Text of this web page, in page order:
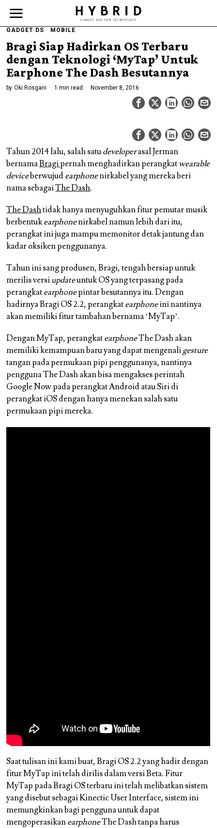
GADGET DS · MOBILE
Bragi Siap Hadirkan OS Terbaru
dengan Teknologi ‘MyTap’ Untuk
Earphone The Dash Besutannya
by Oki Rosgani 1 min read November 8, 2016
Tahun 2014 lalu, salah satudeveloperasal Jerman
bernamaBragipernah menghadirkan perangkatwearable
deviceberwujudearphonenirkabel yang mereka beri
nama sebagaiThe Dash.
The Dashtidak hanya menyuguhkan fitur pemutar musik
berbentukearphonenirkabel namun lebih dari itu,
perangkat ini juga mampu memonitor detak jantung dan
kadar oksiken penggunanya.
Tahun ini sang produsen, Bragi, tengah bersiap untuk
merilis versiupdateuntuk OS yang terpasang pada
perangkatearphonepintar besutannya itu. Dengan
hadirnya Bragi OS 2.2, perangkatearphoneini nantinya
akan memiliki fitur tambahan bernama ‘MyTap’.
Dengan MyTap, perangkatearphoneThe Dash akan
memiliki kemampuan baru yang dapat mengenaligesture
tangan pada permukaan pipi penggunanya, nantinya
pengguna The Dash akan bisa mengakses perintah
Google Now pada perangkat Android atau Siri di
perangkat iOS dengan hanya menekan salah satu
permukaan pipi mereka.
Saat tulisan ini kami buat, Bragi OS 2.2 yang hadir dengan
fitur MyTap ini telah dirilis dalam versi Beta. Fitur
MyTap pada Bragi OS terbaru ini telah melibatkan sistem
yang disebut sebagai Kinectic User Interface, sistem ini
memungkinkan bagi pengguna untuk dapat
mengoperasikanearphoneThe Dash tanpa harus